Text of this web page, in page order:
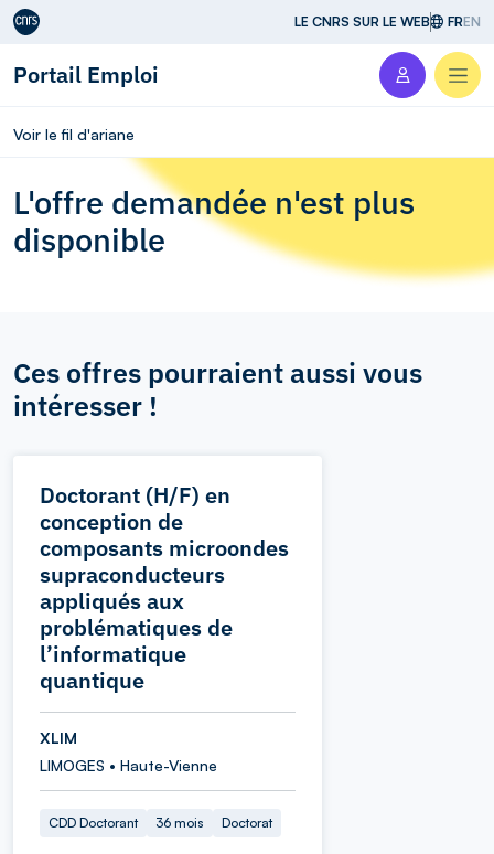
Aller au contenu LE CNRS SUR LE WEB FREN
Portail Emploi
Voir le fil d'ariane
L'offre demandée n'est plus
disponible
Ces offres pourraient aussi vous
intéresser !
Doctorant (H/F) en
conception de
composants microondes
supraconducteurs
appliqués aux
problématiques de
l’informatique
quantique
XLIM
LIMOGES • Haute-Vienne
CDD Doctorant 36 mois Doctorat